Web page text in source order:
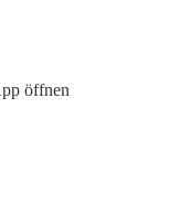
öffnen